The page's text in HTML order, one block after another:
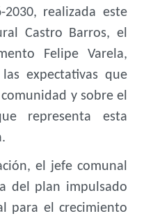
realizada este
Castro Barros, el
Felipe Varela,
expectativas que
y sobre el
representa esta
el jefe comunal
del plan impulsado
para el crecimiento